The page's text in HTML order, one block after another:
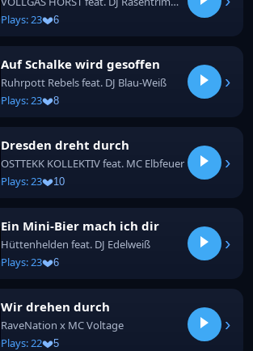
Plays: 23
6
Auf Schalke wird gesoffen
Ruhrpott Rebels feat. DJ Blau-Weiß
Plays: 23
8
›
Dresden dreht durch
OSTTEKK KOLLEKTIV feat. MC Elbfeuer
Plays: 23
10
›
Ein Mini-Bier mach ich dir
Hüttenhelden feat. DJ Edelweiß
Plays: 23
6
›
Wir drehen durch
RaveNation x MC Voltage
Plays: 22
5
›